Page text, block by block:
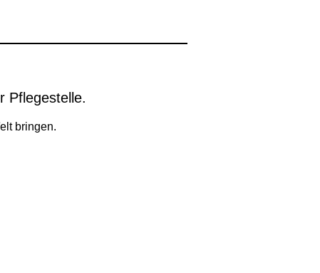
Pflegestelle.
bringen.